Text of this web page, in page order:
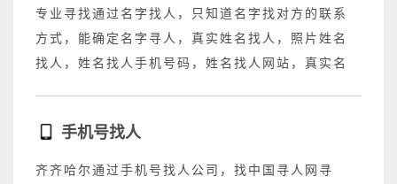
专业寻找通过名字找人，只知道名字找对方的联系
方式，能确定名字寻人，真实姓名找人，照片姓名
找人，姓名找人手机号码，姓名找人网站，真实名
手机号找人
齐齐哈尔通过手机号找人公司，找中国寻人网寻